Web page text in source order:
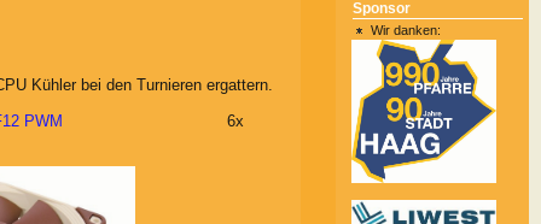
Kühler bei den Turnieren ergattern.
PWM
6x
Sponsor
Wir danken: